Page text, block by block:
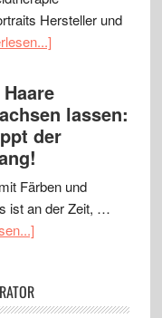
Hersteller und
lassen:
der
Färben und
ist an der Zeit, …